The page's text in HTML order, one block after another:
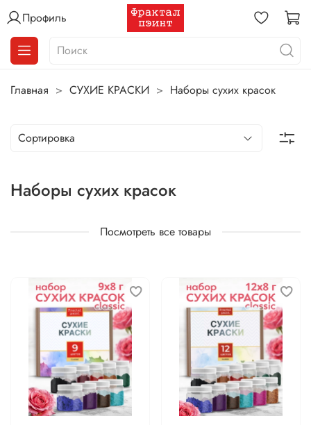
Профиль
Главная СУХИЕ КРАСКИ Наборы сухих красок
Наборы сухих красок
Посмотреть все товары